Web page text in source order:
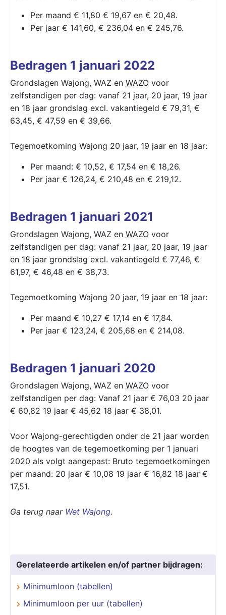
Per maand € 11,80 € 19,67 en € 20,48.
Per jaar € 141,60, € 236,04 en € 245,76.
Bedragen 1 januari 2022
Grondslagen Wajong, WAZ en WAZO voor
zelfstandigen per dag: vanaf 21 jaar, 20 jaar, 19 jaar
en 18 jaar grondslag excl. vakantiegeld € 79,31, €
63,45, € 47,59 en € 39,66.
Tegemoetkoming Wajong 20 jaar, 19 jaar en 18 jaar:
Per maand: € 10,52, € 17,54 en € 18,26.
Per jaar € 126,24, € 210,48 en € 219,12.
Bedragen 1 januari 2021
Grondslagen Wajong, WAZ en WAZO voor
zelfstandigen per dag: vanaf 21 jaar, 20 jaar, 19 jaar
en 18 jaar grondslag excl. vakantiegeld € 77,46, €
61,97, € 46,48 en € 38,73.
Tegemoetkoming Wajong 20 jaar, 19 jaar en 18 jaar:
Per maand € 10,27 € 17,14 en € 17,84.
Per jaar € 123,24, € 205,68 en € 214,08.
Bedragen 1 januari 2020
Grondslagen Wajong, WAZ en WAZO voor
zelfstandigen per dag: Vanaf 21 jaar € 76,03 20 jaar
€ 60,82 19 jaar € 45,62 18 jaar € 38,01.
Voor Wajong-gerechtigden onder de 21 jaar worden
de hoogtes van de tegemoetkoming per 1 januari
2020 als volgt aangepast: Bruto tegemoetkomingen
per maand: 20 jaar € 10,08 19 jaar € 16,82 18 jaar €
17,51.
Ga terug naar Wet Wajong.
Gerelateerde artikelen en/of partner bijdragen:
Minimumloon (tabellen)
Minimumloon per uur (tabellen)